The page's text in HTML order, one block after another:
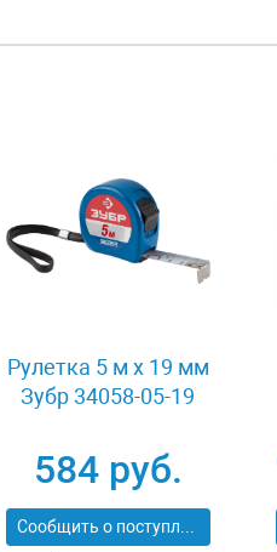
Рулетка 5 м x 19 мм
Зубр 34058-05-19
584 руб.
Сообщить о поступлении